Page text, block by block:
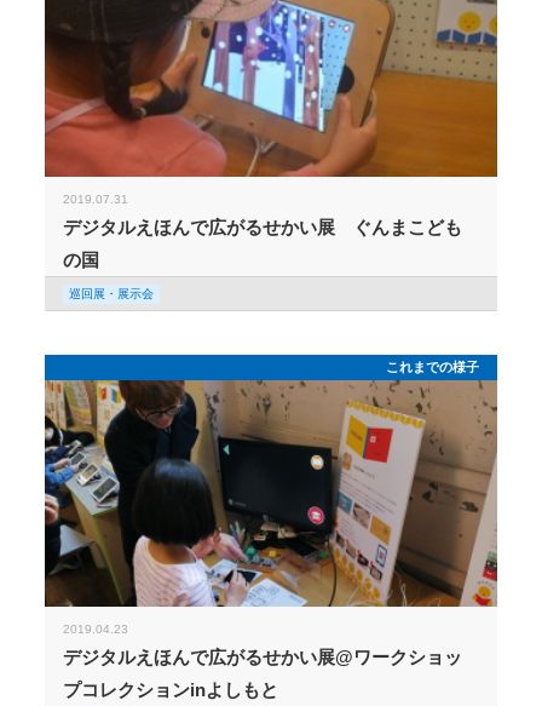
2019.07.31
デジタルえほんで広がるせかい展 ぐんまこども
の国
巡回展・展示会
これまでの様子
2019.04.23
デジタルえほんで広がるせかい展@ワークショッ
プコレクションinよしもと